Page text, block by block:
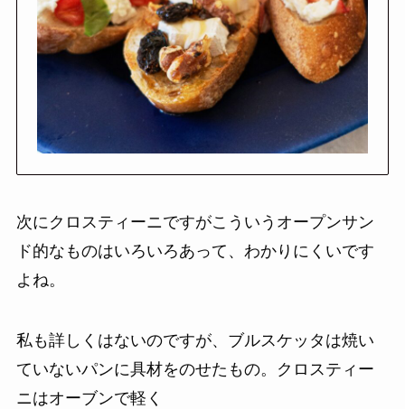
次にクロスティーニですがこういうオープンサン
ド的なものはいろいろあって、わかりにくいです
よね。
私も詳しくはないのですが、ブルスケッタは焼い
ていないパンに具材をのせたもの。クロスティー
ニはオーブンで軽く